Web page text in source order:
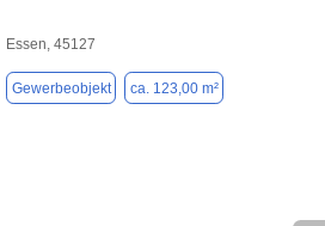
Essen, 45127
Gewerbeobjekt ca. 123,00 m²